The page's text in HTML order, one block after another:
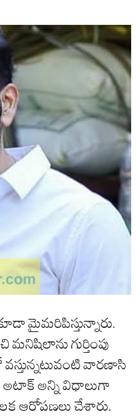
మైమరిపిస్తున్నారు.
గుర్తింపు
వారణాసి
అటాక్ అన్ని విధాలుగా
ఆరోపణలు చేశారు.